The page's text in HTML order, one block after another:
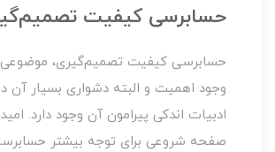
حسابرسی کیفیت
حسابرسی کیفیت تصمیم‌گیری،
وجود اهمیت و البته دشواری بسیار آن در
ادبیات اندکی پیرامون آن وجود دارد.
صفحه شروعی برای توجه بیشتر